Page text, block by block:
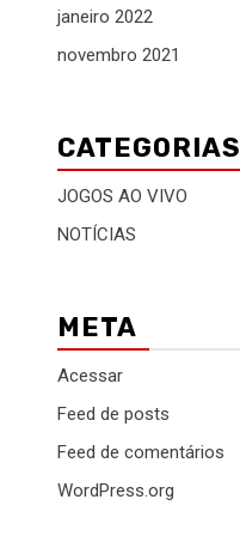
janeiro 2022
novembro 2021
CATEGORIAS
JOGOS AO VIVO
NOTÍCIAS
META
Acessar
Feed de posts
Feed de comentários
WordPress.org